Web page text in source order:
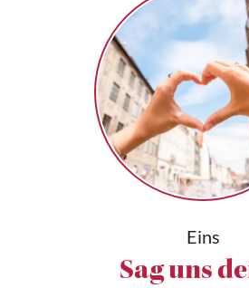
Eins
Sag uns